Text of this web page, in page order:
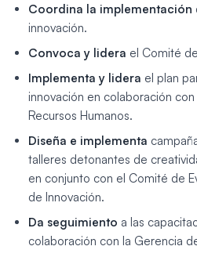
Coordina la implementación
innovación.
Convoca y lidera el Comité
Implementa y lidera el plan
innovación en colaboración
Recursos Humanos.
Diseña e implementa
talleres detonantes de
en conjunto con el Comité de
de Innovación.
Da seguimiento a las
colaboración con la Gerencia